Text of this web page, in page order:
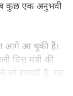
कुछ एक अनुभवी
आगे आ चुकी हैं।
वित्त मंत्री की
जो सामग्री है, वह